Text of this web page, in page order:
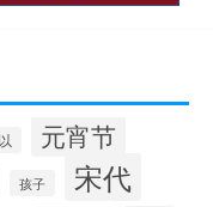
元宵节
孩子 宋代